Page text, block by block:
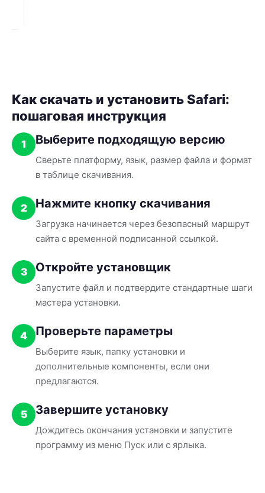
Как скачать и установить Safari:
пошаговая инструкция
1 Выберите подходящую версию
Сверьте платформу, язык, размер файла и формат
в таблице скачивания.
2 Нажмите кнопку скачивания
Загрузка начинается через безопасный маршрут
сайта с временной подписанной ссылкой.
3 Откройте установщик
Запустите файл и подтвердите стандартные шаги
мастера установки.
4 Проверьте параметры
Выберите язык, папку установки и
дополнительные компоненты, если они
предлагаются.
5 Завершите установку
Дождитесь окончания установки и запустите
программу из меню Пуск или с ярлыка.